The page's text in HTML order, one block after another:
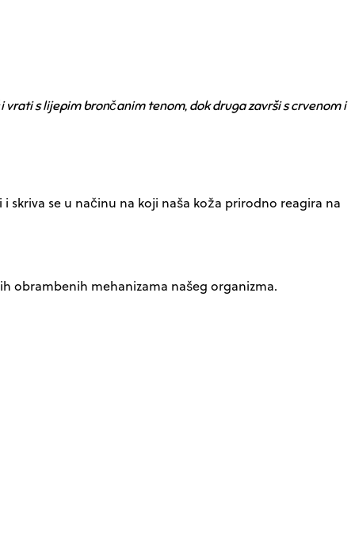
s lijepim brončanim tenom, dok druga završi s crvenom i
se u načinu na koji naša koža prirodno reagira na
obrambenih mehanizama našeg organizma.